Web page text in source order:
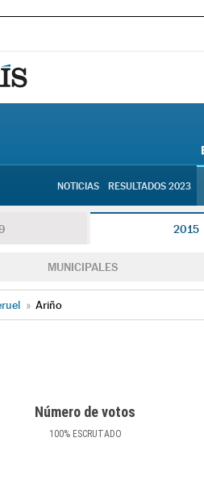
NOTICIAS RESULTADOS 2023
2015
MUNICIPALES
» Ariño
Número de votos
100%ESCRUTADO